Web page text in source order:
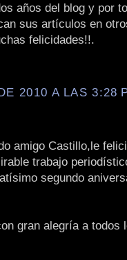
años del blog y por
sus artículos en
felicidades!!.
2010 A LAS 3:28
amigo Castillo,le
trabajo
segundo
gran alegría a todos